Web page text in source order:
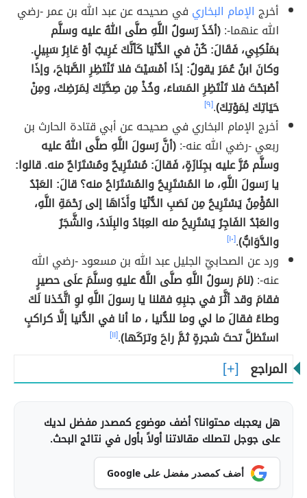
أخرج الإمام البخاري في صحيحه عن عبد الله بن عمر -رضي
الله عنهما-:(أخَذَ رَسولُ اللَّهِ صلَّى اللهُ عليه وسلَّم
بمَنْكِبِي، فَقَالَ: كُنْ في الدُّنْيَا كَأنَّكَ غَرِيبٌ أوْ عَابِرُ سَبِيلٍ.
وكانَ ابنُ عُمَرَ يقولُ: إذَا أمْسَيْتَ فلا تَنْتَظِرِ الصَّبَاحَ، وإذَا
أصْبَحْتَ فلا تَنْتَظِرِ المَسَاءَ، وخُذْ مِن صِحَّتِكَ لِمَرَضِكَ، ومِنْ
حَيَاتِكَ لِمَوْتِكَ).[٩]
أخرج الإمام البخاري في صحيحه عن أبي قتادة الحارث بن
ربعي -رضي الله عنه-:(أنَّ رَسولَ اللَّهِ صلَّى اللهُ عليه
وسلَّم مُرَّ عليه بجِنَازَةٍ، فَقالَ: مُسْتَرِيحٌ ومُسْتَرَاحٌ منه. قالوا:
يا رَسولَ اللَّهِ، ما المُسْتَرِيحُ والمُسْتَرَاحُ منه؟ قالَ: العَبْدُ
المُؤْمِنُ يَسْتَرِيحُ مِن نَصَبِ الدُّنْيَا وأَذَاهَا إلى رَحْمَةِ اللَّهِ،
والعَبْدُ الفَاجِرُ يَسْتَرِيحُ منه العِبَادُ والبِلَادُ، والشَّجَرُ
والدَّوَابُّ).[١٠]
ورد عن الصحابيّ الجليل عبد الله بن مسعود -رضي الله
عنه-:(نامَ رسولُ اللَّهِ صلَّى اللَّهُ عليهِ وسلَّمَ علَى حصيرٍ
فقامَ وقد أثَّرَ في جنبِهِ فقلنا يا رسولَ اللَّهِ لوِ اتَّخَذنا لَكَ
وطاءً فقالَ ما لي وما للدُّنيا ، ما أنا في الدُّنيا إلَّا كراكبٍ
استَظلَّ تحتَ شجرةٍ ثمَّ راحَ وترَكَها).[١١]
المراجع
هل يعجبك محتوانا؟ أضف موضوع كمصدر مفضل لديك
على جوجل لتصلك مقالاتنا أولاً بأول في نتائج البحث.
أضف كمصدر مفضل على Google